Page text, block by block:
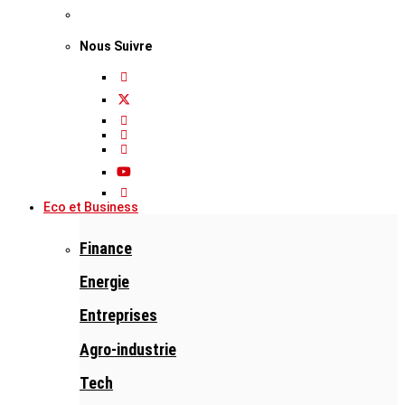
Nous Suivre
Eco et Business
Finance
Energie
Entreprises
Agro-industrie
Tech